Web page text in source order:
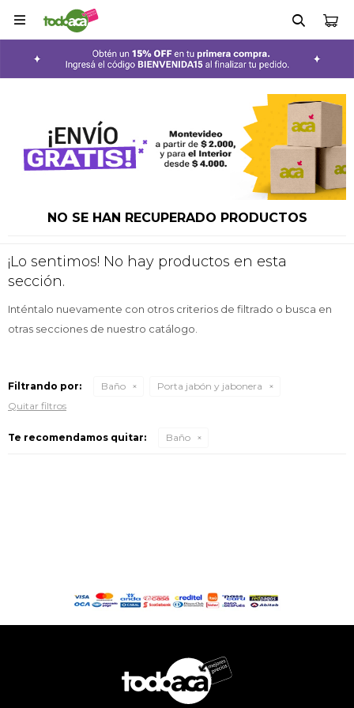

NO SE HAN RECUPERADO PRODUCTOS
¡Lo sentimos! No hay productos en esta
sección.
Inténtalo nuevamente con otros criterios de filtrado o busca en
otras secciones de nuestro catálogo.
Filtrando por: Baño
Porta jabón y jabonera
Quitar filtros
Te recomendamos quitar: Baño